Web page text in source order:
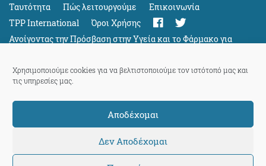
Χρησιμοποιούμε cookies για να βελτιστοποιούμε τον ιστότοπό μας και
τις υπηρεσίες μας.
Αποδέχομαι
Δεν Αποδέχομαι
Ταυτότητα Πώς λειτουργούμε
Eπικοινωνία
TPP International
Όροι Χρήσης
Ανοίγοντας την Πρόσβαση στην Υγεία και το Φάρμακο για
Όλους
Support
ThePressProject
powered by our community members